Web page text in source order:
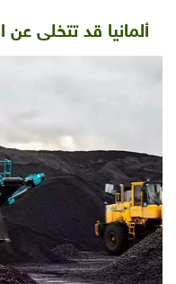
ألمانيا قد تتخلى عن